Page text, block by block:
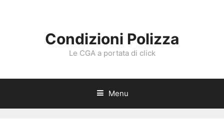
Condizioni Polizza
Le CGA a portata di click
Menu